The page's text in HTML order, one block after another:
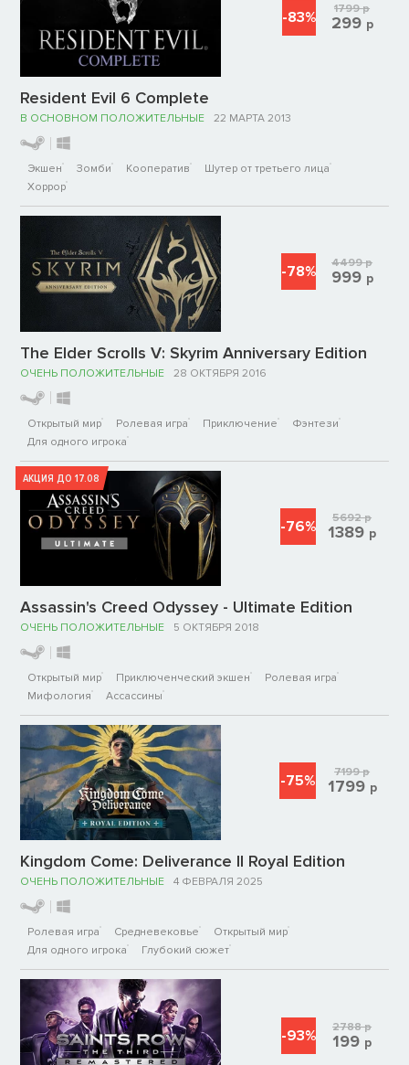
Resident Evil 6 Complete
В ОСНОВНОМ ПОЛОЖИТЕЛЬНЫЕ 22 МАРТА 2013
Экшен Зомби Кооператив
Шутер от третьего лица
Хоррор
-83% 1799р
299 р
The Elder Scrolls V: Skyrim Anniversary Edition
ОЧЕНЬ ПОЛОЖИТЕЛЬНЫЕ 28 ОКТЯБРЯ 2016
Открытый мир Ролевая игра Приключение
Фэнтези
Для одного игрока
-78% 4499р
999 р
АКЦИЯ ДО 17.08
Assassin's Creed Odyssey - Ultimate Edition
ОЧЕНЬ ПОЛОЖИТЕЛЬНЫЕ 5 ОКТЯБРЯ 2018
Открытый мир Приключенческий экшен
Ролевая игра
Мифология
Ассассины
-76% 5692р
1389 р
Kingdom Come: Deliverance II Royal Edition
ОЧЕНЬ ПОЛОЖИТЕЛЬНЫЕ 4 ФЕВРАЛЯ 2025
Ролевая игра Средневековье
Открытый мир
Для одного игрока
Глубокий сюжет
-75% 7199р
1799 р
-93% 2788р
199 р